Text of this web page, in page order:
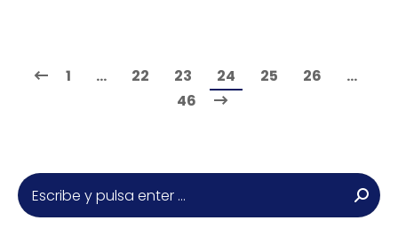
1 … 22 23 24 25 26
…
46
Buscar: